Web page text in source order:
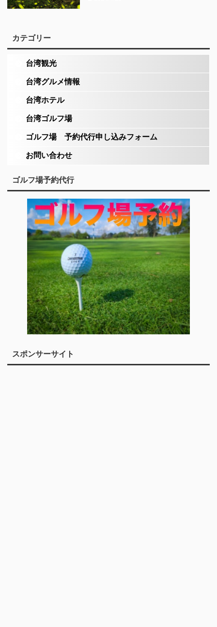
カテゴリー
台湾観光
台湾グルメ情報
台湾ホテル
台湾ゴルフ場
ゴルフ場 予約代行申し込みフォーム
お問い合わせ
ゴルフ場予約代行
スポンサーサイト